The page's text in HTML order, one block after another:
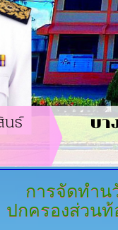
การจัดทำน
ปกครองส่วนท้